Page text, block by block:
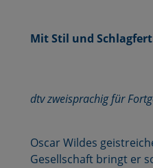
Mit Stil und
dtv zweisprachig für
Oscar Wildes
Gesellschaft bringt er